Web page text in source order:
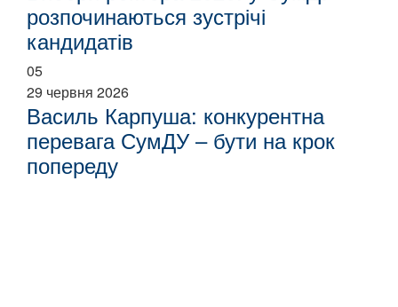
розпочинаються зустрічі
кандидатів
05
29 червня 2026
Василь Карпуша: конкурентна
перевага СумДУ – бути на крок
попереду